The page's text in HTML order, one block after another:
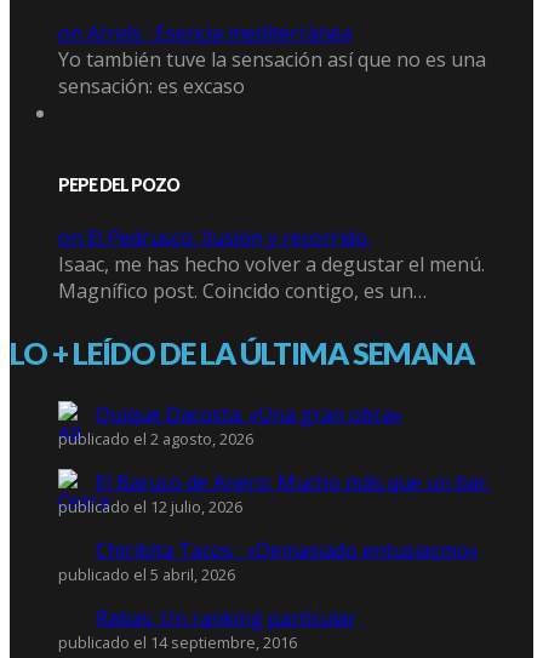
on Arrels : Esencia mediterránea
Yo también tuve la sensación así que no es una
sensación: es excaso
PEPE DEL POZO
on El Pedrusco: Ilusión y recorrido.
Isaac, me has hecho volver a degustar el menú.
Magnífico post. Coincido contigo, es un…
LO + LEÍDO DE LA ÚLTIMA SEMANA
Quique Dacosta: «Una gran obra»
publicado el 2 agosto, 2026
El Baruco de Anero: Mucho más que un bar.
publicado el 12 julio, 2026
Chiribita Tacos : «Demasiado entusiasmo»
publicado el 5 abril, 2026
Rabas: Un ranking particular
publicado el 14 septiembre, 2016